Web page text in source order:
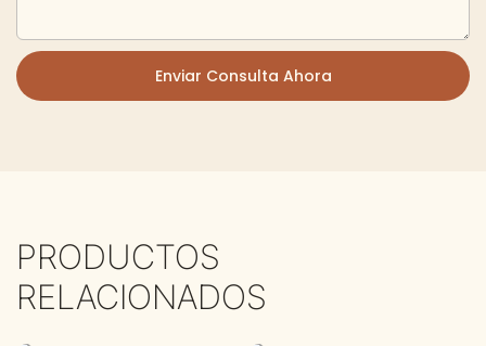
Enviar Consulta Ahora
PRODUCTOS
RELACIONADOS